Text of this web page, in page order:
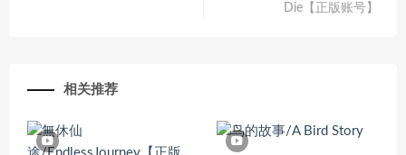
Die【正版账号】
相关推荐